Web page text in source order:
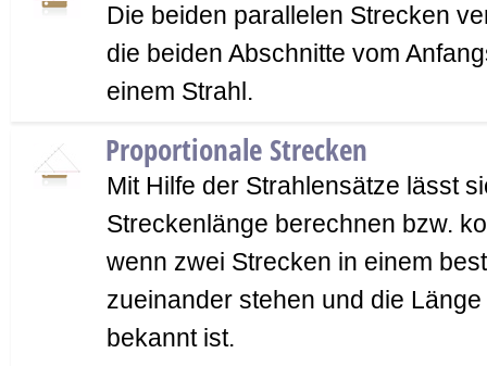
Die beiden parallelen Strecken
die beiden Abschnitte vom
einem Strahl.
Proportionale Strecken
Mit Hilfe der Strahlensätze lässt
Streckenlänge berechnen bzw.
wenn zwei Strecken in einem
zueinander stehen und die
bekannt ist.